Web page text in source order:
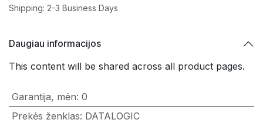
Shipping: 2-3 Business Days
Daugiau informacijos
This content will be shared across all product pages.
Garantija, mėn: 0
Prekės ženklas: DATALOGIC